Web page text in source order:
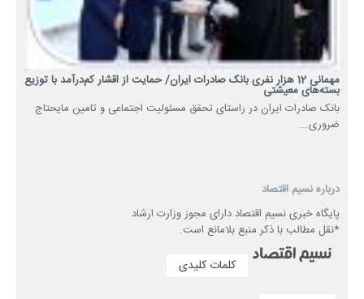
مهمانی 12 هزار نفری بانک صادرات ایران/ حمایت از اقشار کم‌درآمد با توزیع
بسته‌های معیشتی
​بانک صادرات ایران در راستای تحقق مسئولیت اجتماعی و تامین مایحتاج
ضروری...
درباره نسیم اقتصاد
پایگاه خبری نسیم اقتصاد دارای مجوز وزارت ارشاد
*نقل مطالب با ذکر منبع بلامانع است.
کلمات کلیدی